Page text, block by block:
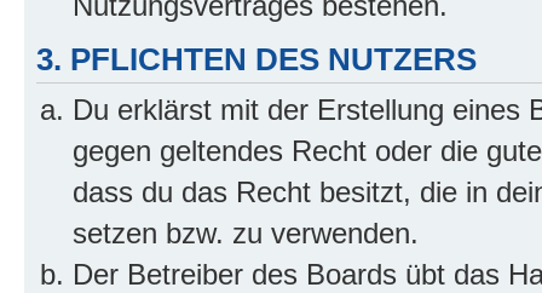
3. PFLICHTEN DES NUTZERS
Du erklärst mit der Erstellung eines
gegen geltendes Recht oder die
dass du das Recht besitzt, die in
setzen bzw. zu verwenden.
Der Betreiber des Boards übt das